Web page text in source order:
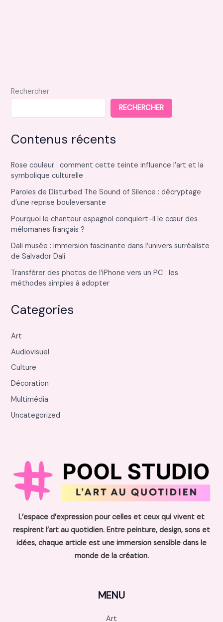
Rechercher
RECHERCHER
Contenus récents
Rose couleur : comment cette teinte influence l’art et la
symbolique culturelle
Paroles de Disturbed The Sound of Silence : décryptage
d’une reprise bouleversante
Pourquoi le chanteur espagnol conquiert-il le cœur des
mélomanes français ?
Dali musée : immersion fascinante dans l’univers surréaliste
de Salvador Dalí
Transférer des photos de l’iPhone vers un PC : les
méthodes simples à adopter
Categories
Art
Audiovisuel
Culture
Décoration
Multimédia
Uncategorized
L’espace d’expression pour celles et ceux qui vivent et
respirent l’art au quotidien. Entre peinture, design, sons et
idées, chaque article est une immersion sensible dans le
monde de la création.
MENU
Art